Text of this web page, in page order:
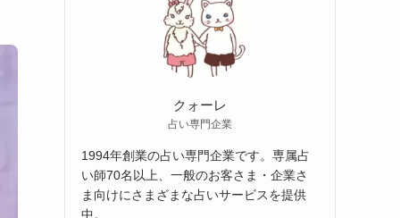
クォーレ
占い専門企業
1994年創業の占い専門企業です。専属占
い師70名以上、一般のお客さま・企業さ
ま向けにさまざまな占いサービスを提供
中。